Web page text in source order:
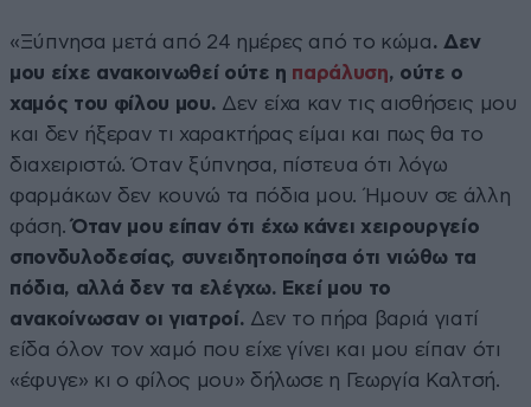
«Ξύπνησα μετά από 24 ημέρες από το κώμα. Δεν
μου είχε ανακοινωθεί ούτε η παράλυση, ούτε ο
χαμός του φίλου μου. Δεν είχα καν τις αισθήσεις μου
και δεν ήξεραν τι χαρακτήρας είμαι και πως θα το
διαχειριστώ. Όταν ξύπνησα, πίστευα ότι λόγω
φαρμάκων δεν κουνώ τα πόδια μου. Ήμουν σε άλλη
φάση.Όταν μου είπαν ότι έχω κάνει χειρουργείο
σπονδυλοδεσίας, συνειδητοποίησα ότι νιώθω τα
πόδια, αλλά δεν τα ελέγχω. Εκεί μου το
ανακοίνωσαν οι γιατροί. Δεν το πήρα βαριά γιατί
είδα όλον τον χαμό που είχε γίνει και μου είπαν ότι
«έφυγε» κι ο φίλος μου» δήλωσε η Γεωργία Καλτσή.